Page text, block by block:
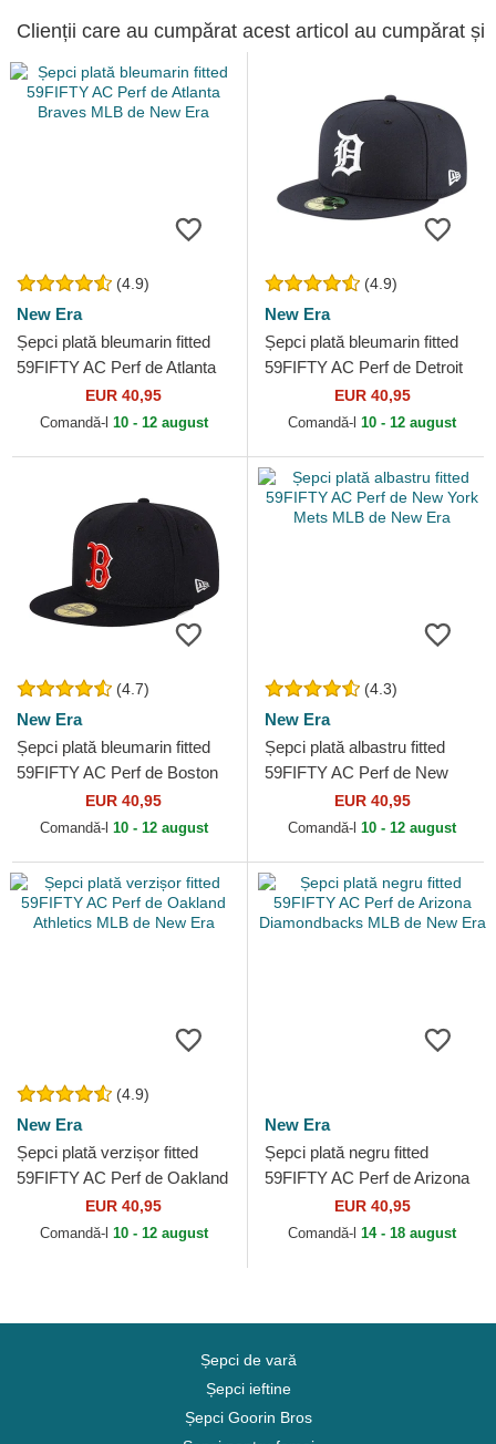
Clienții care au cumpărat acest articol au cumpărat și
(4.9)
New Era
Șepci plată bleumarin fitted
59FIFTY AC Perf de Atlanta
Braves MLB de New Era
EUR 40,95
Comandă-l 10 - 12 august
(4.9)
New Era
Șepci plată bleumarin fitted
59FIFTY AC Perf de Detroit
Tigers MLB de New Era
EUR 40,95
Comandă-l 10 - 12 august
(4.7)
New Era
Șepci plată bleumarin fitted
59FIFTY AC Perf de Boston
Red Sox MLB de New Era
EUR 40,95
Comandă-l 10 - 12 august
(4.3)
New Era
Șepci plată albastru fitted
59FIFTY AC Perf de New
York Mets MLB de New Era
EUR 40,95
Comandă-l 10 - 12 august
(4.9)
New Era
Șepci plată verzișor fitted
59FIFTY AC Perf de Oakland
Athletics MLB de New Era
EUR 40,95
Comandă-l 10 - 12 august
New Era
Șepci plată negru fitted
59FIFTY AC Perf de Arizona
Diamondbacks MLB de New
Era
EUR 40,95
Comandă-l 14 - 18 august
Șepci de vară
Șepci ieftine
Șepci Goorin Bros